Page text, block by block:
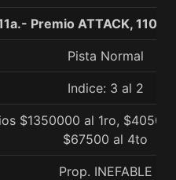
Premio ATTACK, 1100
Pista Normal
Indice: 3 al 2
$1350000 al 1ro,
$67500 al 4to
Prop. INEFABLE